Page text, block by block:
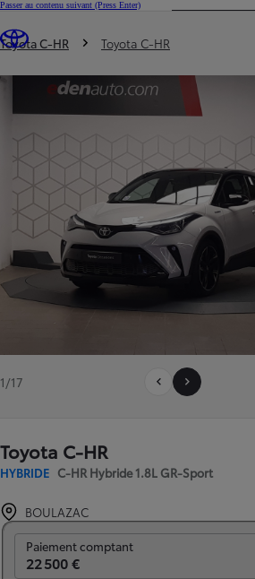
Passer au contenu suivant (Press Enter)
Trouvez un partenaire Toyota
Vous êtes ici
Toyota C-HR Toyota C-HR
1/17
Toyota C-HR
HYBRIDE C-HR Hybride 1.8L GR-Sport
BOULAZAC
Paiement comptant
22 500 €